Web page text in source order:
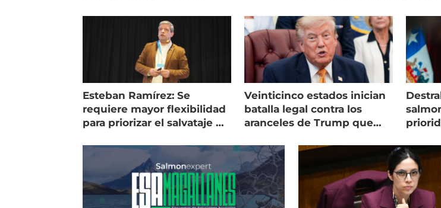
Esteban Ramírez: Se
requiere mayor flexibilidad
para priorizar el salvataje de
Veinticinco estados inician
batalla legal contra los
aranceles de Trump que